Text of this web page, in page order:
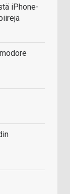
iPhone-